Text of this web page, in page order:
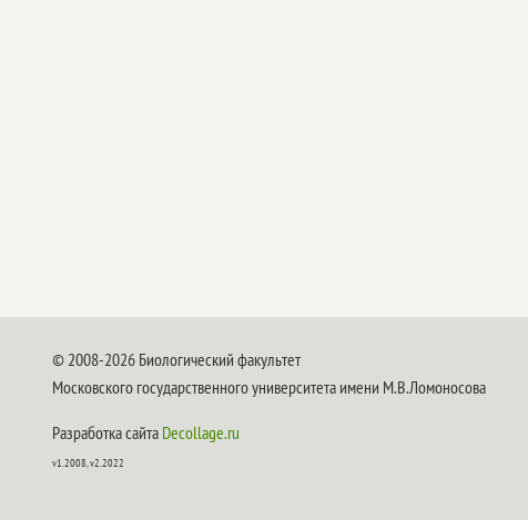
© 2008-2026 Биологический факультет
Московского государственного университета имени М.В.Ломоносова
Разработка сайта Decollage.ru
v1.2008, v2.2022